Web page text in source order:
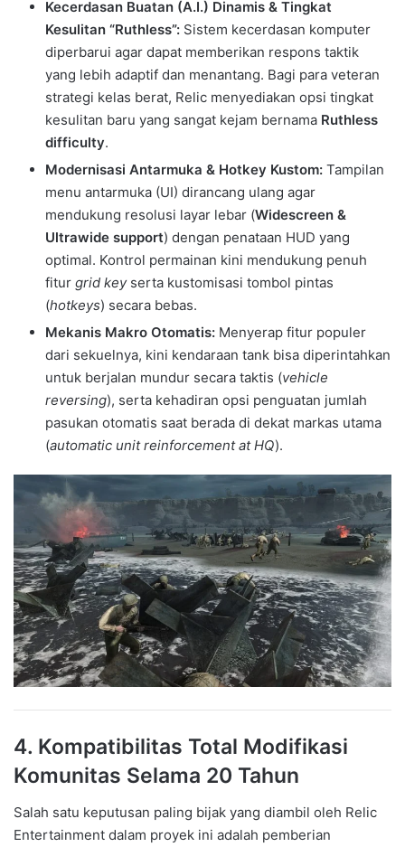
Kecerdasan Buatan (A.I.) Dinamis & Tingkat
Kesulitan “Ruthless”: Sistem kecerdasan komputer
diperbarui agar dapat memberikan respons taktik
yang lebih adaptif dan menantang. Bagi para veteran
strategi kelas berat, Relic menyediakan opsi tingkat
kesulitan baru yang sangat kejam bernama Ruthless
difficulty.
Modernisasi Antarmuka & Hotkey Kustom: Tampilan
menu antarmuka (UI) dirancang ulang agar
mendukung resolusi layar lebar (Widescreen &
Ultrawide support) dengan penataan HUD yang
optimal. Kontrol permainan kini mendukung penuh
fitur grid keyserta kustomisasi tombol pintas
(hotkeys) secara bebas.
Mekanis Makro Otomatis: Menyerap fitur populer
dari sekuelnya, kini kendaraan tank bisa diperintahkan
untuk berjalan mundur secara taktis (vehicle
reversing), serta kehadiran opsi penguatan jumlah
pasukan otomatis saat berada di dekat markas utama
(automatic unit reinforcement at HQ).
4. Kompatibilitas Total Modifikasi
Komunitas Selama 20 Tahun
Salah satu keputusan paling bijak yang diambil oleh Relic
Entertainment dalam proyek ini adalah pemberian